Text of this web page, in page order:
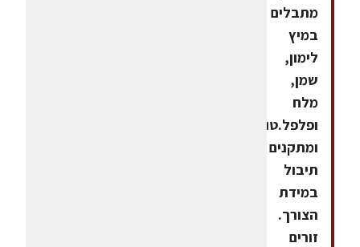
מתבלים
במיץ
לימון,
שמן,
מלח
ופלפל.טועמים
ומתקנים
תיבול
במידת
הצורך.
זורים